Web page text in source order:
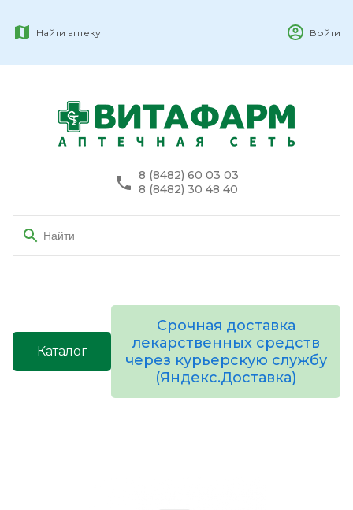
Найти аптеку Войти
8 (8482) 60 03 03
8 (8482) 30 48 40
Каталог
Срочная доставка
лекарственных средств
через курьерскую службу
(Яндекс.Доставка)